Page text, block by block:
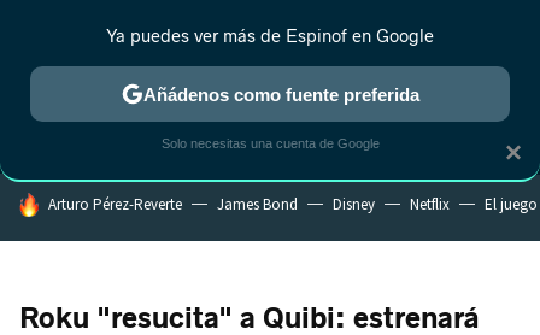
MENÚ NUEVO
ESTRENOS REALITY ANIME RANKINGS CINE
HOY SE HABLA DE
Arturo Pérez-Reverte James Bond Disney Netflix El
Roku "resucita" a Quibi: estrenará
×
Ya puedes ver más de Espinof en Google
Añádenos como fuente preferida
Solo necesitas una cuenta de Google